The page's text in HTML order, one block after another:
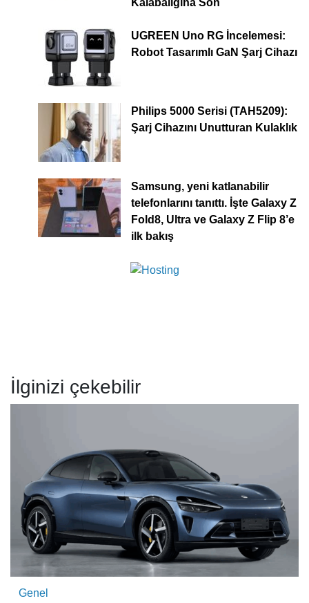
Kalabalığına Son
UGREEN Uno RG İncelemesi:
Robot Tasarımlı GaN Şarj Cihazı
Philips 5000 Serisi (TAH5209):
Şarj Cihazını Unutturan Kulaklık
Samsung, yeni katlanabilir
telefonlarını tanıttı. İşte Galaxy Z
Fold8, Ultra ve Galaxy Z Flip 8’e
ilk bakış
İlginizi çekebilir
Genel